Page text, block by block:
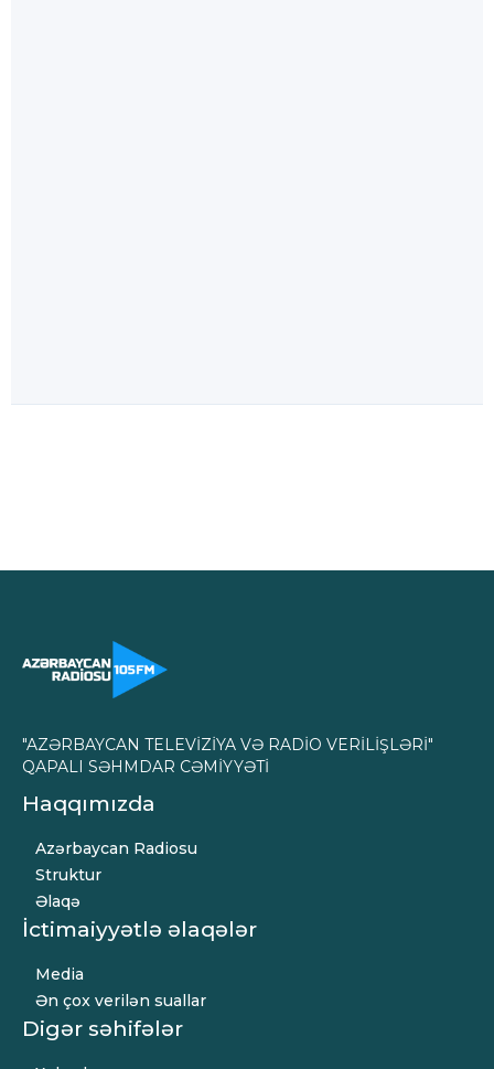
"AZƏRBAYCAN TELEVİZİYA VƏ RADİO VERİLİŞLƏRİ"
QAPALI SƏHMDAR CƏMİYYƏTİ
Haqqımızda
Azərbaycan Radiosu
Struktur
Əlaqə
İctimaiyyətlə əlaqələr
Media
Ən çox verilən suallar
Digər səhifələr